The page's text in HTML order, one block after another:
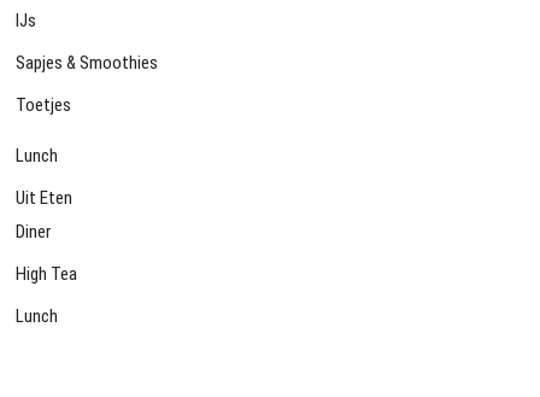
IJs
Sapjes & Smoothies
Toetjes
Lunch
Uit Eten
Diner
High Tea
Lunch